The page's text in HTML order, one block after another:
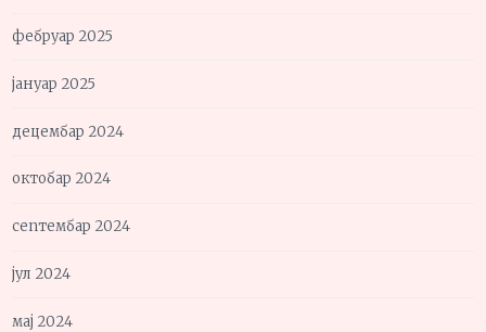
фебруар 2025
јануар 2025
децембар 2024
октобар 2024
септембар 2024
јул 2024
мај 2024